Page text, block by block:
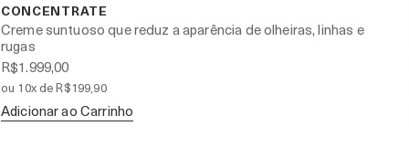
CONCENTRATE
Creme suntuoso que reduz a aparência de olheiras, linhas e
rugas
R$1.999,00
ou 10x de R$199,90
Adicionar ao Carrinho